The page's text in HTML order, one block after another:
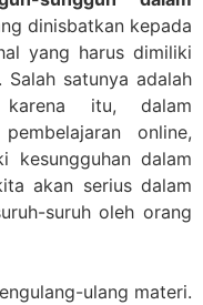
dinisbatkan kepada
yang harus dimiliki
satunya adalah
karena itu, dalam
online,
kesungguhan dalam
akan serius dalam
suruh oleh orang
ulang materi.